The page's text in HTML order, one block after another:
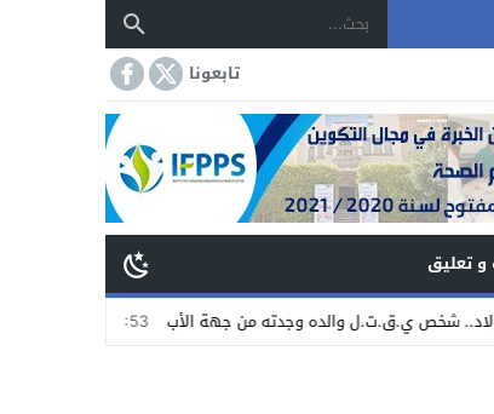
تابعونا
تعليق
ي.ق.ت.ل والده وجدته من جهة الأب 23:53 انطلاق أشغال إصلاح